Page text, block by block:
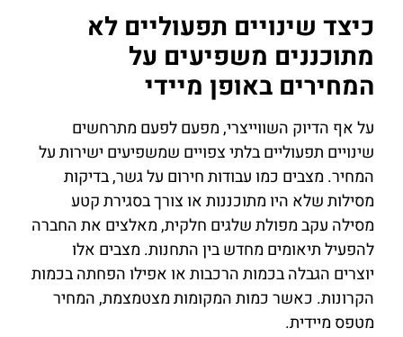
כיצד שינויים תפעוליים לא
מתוכננים משפיעים על
המחירים באופן מיידי
על אף הדיוק השווייצרי, מפעם לפעם מתרחשים
שינויים תפעוליים בלתי צפויים שמשפיעים ישירות על
המחיר. מצבים כמו עבודות חירום על גשר, בדיקות
מסילות שלא היו מתוכננות או צורך בסגירת קטע
מסילה עקב מפולת שלגים חלקית, מאלצים את החברה
להפעיל תיאומים מחדש בין התחנות. מצבים אלו
יוצרים הגבלה בכמות הרכבות או אפילו הפחתה בכמות
הקרונות. כאשר כמות המקומות מצטמצמת, המחיר
מטפס מיידית.